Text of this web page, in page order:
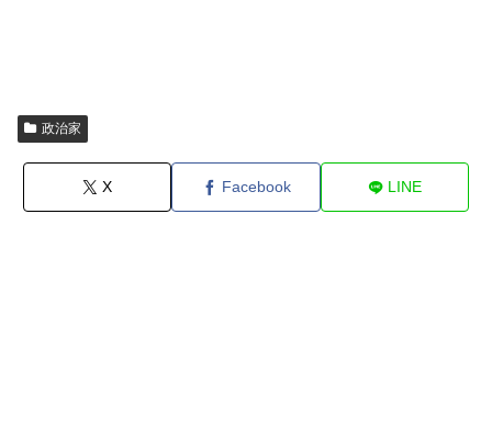
政治家
X Facebook LINE